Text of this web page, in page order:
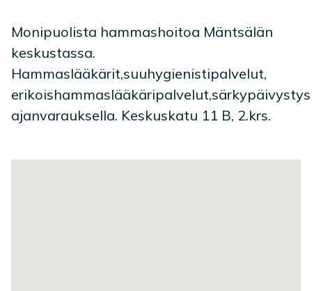
Monipuolista hammashoitoa Mäntsälän
keskustassa.
Hammaslääkärit,suuhygienistipalvelut,
erikoishammaslääkäripalvelut,särkypäivystys
ajanvarauksella. Keskuskatu 11 B, 2.krs.